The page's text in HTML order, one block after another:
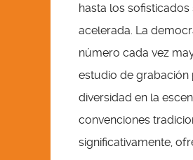
hasta los
acelerada. La
número cada vez
estudio de grabación
diversidad en la
convenciones
significativamente,